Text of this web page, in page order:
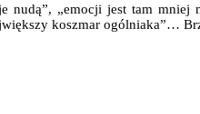
nudą”, „emocji jest tam
koszmar ogólniaka”…